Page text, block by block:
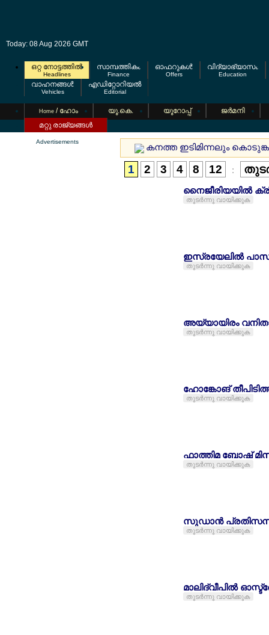
Today: 08 Aug 2026 GMT
ഒറ്റ നോട്ടത്തില്‍
Headlines
സാമ്പത്തികം
Finance
ഓഫറുകള്‍
Offers
വിദ്യാഭ്യാസം
Education
വാഹനങ്ങള്‍
Vehicles
എഡിറ്റോറിയല്‍
Editorial
Home / ഹോം യൂ.കെ. യൂറോപ്പ്
ജര്‍മനി
മറ്റു രാജ്യങ്ങള്‍
Advertisements
കനത്ത ഇടിമിന്നലും
1 2 3 4 8 12 :
നൈജീരിയയില്‍
തുടര്‍ന്നു വായിക്കുക
ഇസ്രയേലില്‍
തുടര്‍ന്നു വായിക്കുക
അയ്യായിരം
തുടര്‍ന്നു വായിക്കുക
ഹോങ്കോങ്
തുടര്‍ന്നു വായിക്കുക
ഫാത്തിമ ബോഷ്
തുടര്‍ന്നു വായിക്കുക
സുഡാന്‍
തുടര്‍ന്നു വായിക്കുക
മാലിദ്വീപില്‍
തുടര്‍ന്നു വായിക്കുക